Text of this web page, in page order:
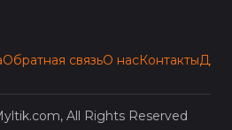
Обратная связьО насКонтактыДля
All Rights Reserved